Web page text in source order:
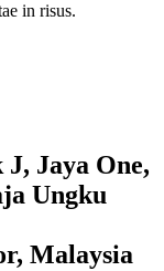
in risus.
J, Jaya One,
Ungku
Malaysia